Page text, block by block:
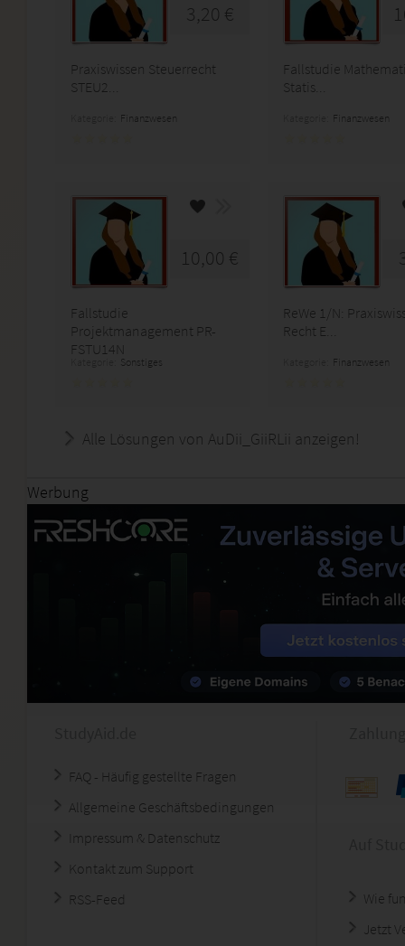
3,20 €
Praxiswissen Steuerrecht
STEU2...
Finanzwesen
Fallstudie
Statis...
Finanzwesen
10,00 €
Fallstudie
Projektmanagement PR-
FSTU14N
Sonstiges
ReWe 1/N:
Recht E...
Finanzwesen
Alle Lösungen von AuDii_GiiRLii anzeigen!
Werbung
FAQ - Häufig gestellte Fragen
Allgemeine Geschäftsbedingungen
Impressum & Datenschutz
Kontakt zum Support
RSS-Feed
Wie
Jetzt